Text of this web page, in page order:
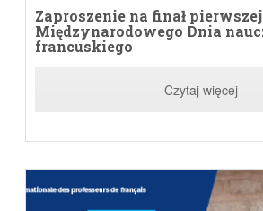
Zaproszenie na finał
Międzynarodowego Dnia
francuskiego
Czytaj więcej